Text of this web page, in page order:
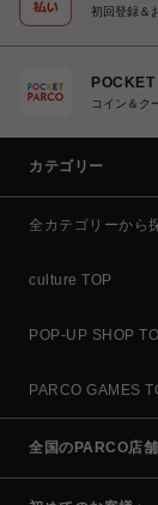
初回登録＆
POCKET
コイン＆ク
カテゴリー
全カテゴリーから
culture TOP
POP-UP SHOP
PARCO GAMES
全国のPARCO店舗